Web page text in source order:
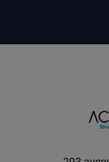
chez OpenAI
L’article Après
Fidji Simo quitte